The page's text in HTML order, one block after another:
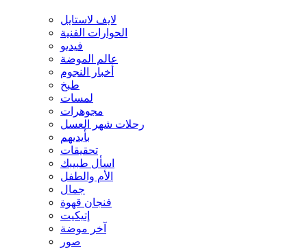
لايف لاستايل
الحوارات الفنية
فيديو
عالم الموضة
أخبار النجوم
طبخ
لمسات
مجوهرات
رحلات شهر العسل
بأيديهم
تحقيقات
اسأل طبيبك
الأم والطفل
جمال
فنجان قهوة
إتيكيت
آخر موضة
صور